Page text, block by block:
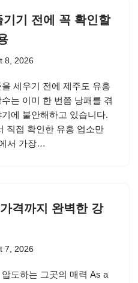
기 전에 꼭 확인할
8, 2026
세우기 전에 제주도 유흥
는 이미 한 번쯤 낭패를 겪
에 불안해하고 있습니다.
직접 확인한 유흥 업소만
서 가장…
격까지 완벽한 강
7, 2026
도하는 그곳의 매력 As a